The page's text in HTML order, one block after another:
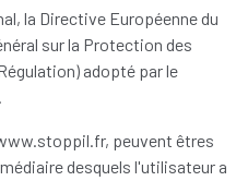
la Directive Européenne du
sur la Protection des
adopté par le
peuvent êtres
desquels l'utilisateur a